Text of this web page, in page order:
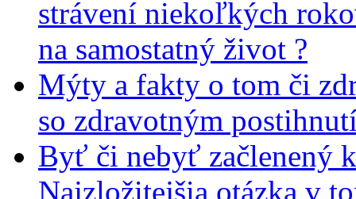
strávení niekoľkých
na samostatný život ?
Mýty a fakty o tom či
so zdravotným
Byť či nebyť začlenený
Najzložitejšia otázka v